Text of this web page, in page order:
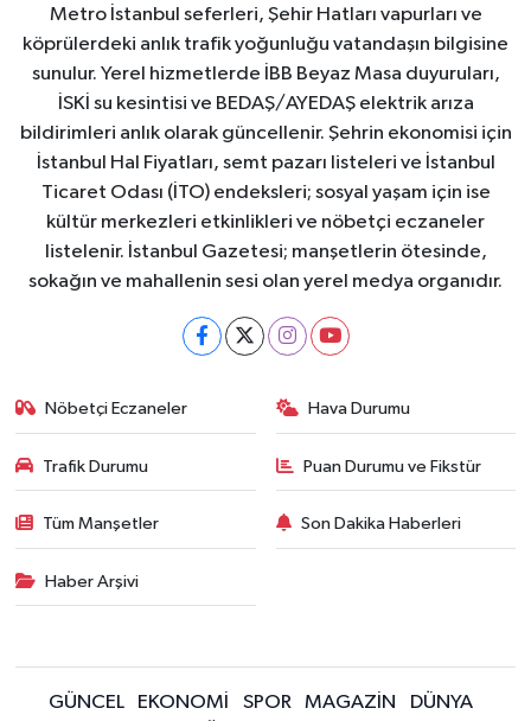
Metro İstanbul seferleri, Şehir Hatları vapurları ve
köprülerdeki anlık trafik yoğunluğu vatandaşın bilgisine
sunulur. Yerel hizmetlerde İBB Beyaz Masa duyuruları,
İSKİ su kesintisi ve BEDAŞ/AYEDAŞ elektrik arıza
bildirimleri anlık olarak güncellenir. Şehrin ekonomisi için
İstanbul Hal Fiyatları, semt pazarı listeleri ve İstanbul
Ticaret Odası (İTO) endeksleri; sosyal yaşam için ise
kültür merkezleri etkinlikleri ve nöbetçi eczaneler
listelenir. İstanbul Gazetesi; manşetlerin ötesinde,
sokağın ve mahallenin sesi olan yerel medya organıdır.
Nöbetçi Eczaneler Hava Durumu
Trafik Durumu Puan Durumu ve Fikstür
Tüm Manşetler Son Dakika Haberleri
Haber Arşivi
GÜNCEL EKONOMİ SPOR MAGAZİN DÜNYA